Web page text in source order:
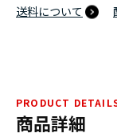
送料について
PRODUCT
商品詳細